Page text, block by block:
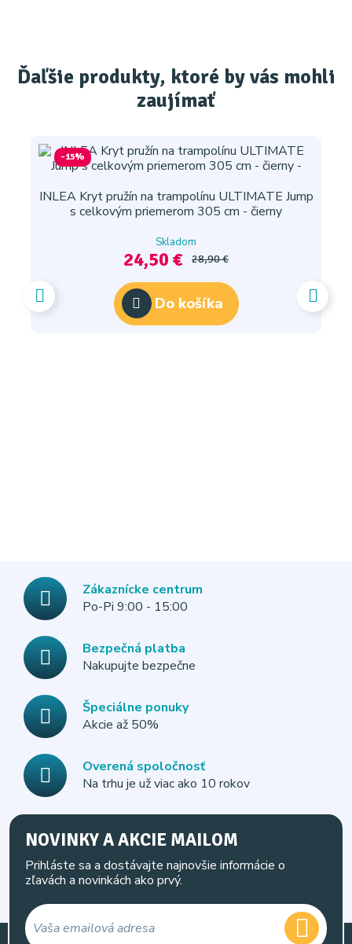
Ďaľšie produkty, ktoré by vás mohli
zaujímať
-15%
INLEA Kryt pružín na trampolínu ULTIMATE Jump
s celkovým priemerom 305 cm - čierny
Skladom
24,50 € 28,90 €
Do košíka
Zákaznícke centrum
Po-Pi 9:00 - 15:00
Bezpečná platba
Nakupujte bezpečne
Špeciálne ponuky
Akcie až 50%
Overená spoločnosť
Na trhu je už viac ako 10 rokov
NOVINKY A AKCIE MAILOM
Prihláste sa a dostávajte najnovšie informácie o
zľavách a novinkách ako prvý.